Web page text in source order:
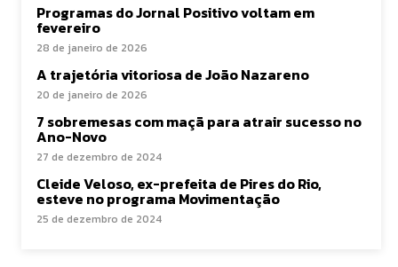
Programas do Jornal Positivo voltam em
fevereiro
28 de janeiro de 2026
A trajetória vitoriosa de João Nazareno
20 de janeiro de 2026
7 sobremesas com maçã para atrair sucesso no
Ano-Novo
27 de dezembro de 2024
Cleide Veloso, ex-prefeita de Pires do Rio,
esteve no programa Movimentação
25 de dezembro de 2024